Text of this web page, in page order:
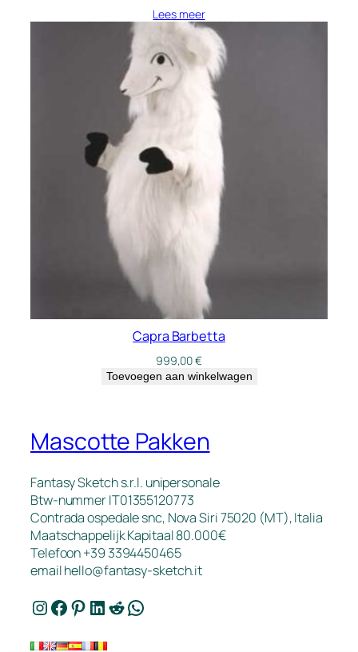
Lees meer
Capra Barbetta
999,00€
Toevoegen aan winkelwagen
Mascotte Pakken
Fantasy Sketch s.r.l. unipersonale
Btw-nummer IT01355120773
Contrada ospedale snc, Nova Siri 75020 (MT), Italia
Maatschappelijk Kapitaal 80.000€
Telefoon +39 3394450465
emailhello@fantasy-sketch.it
Instagram Facebook Pinterest LinkedIn Reddit WhatsApp